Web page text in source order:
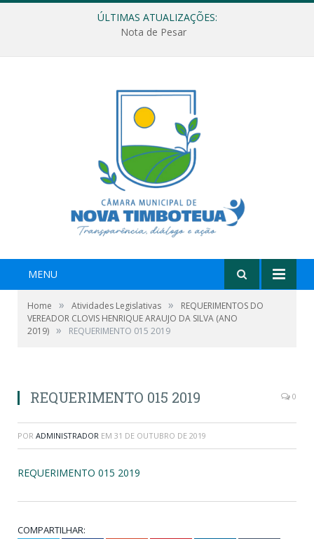
ÚLTIMAS ATUALIZAÇÕES:
Nota de Pesar
MENU
Home » Atividades Legislativas »
REQUERIMENTOS DO
VEREADOR CLOVIS HENRIQUE ARAUJO DA SILVA (ANO
2019) » REQUERIMENTO 015 2019
REQUERIMENTO 015 2019 0
POR ADMINISTRADOR EM 31 DE OUTUBRO DE 2019
REQUERIMENTO 015 2019
COMPARTILHAR: